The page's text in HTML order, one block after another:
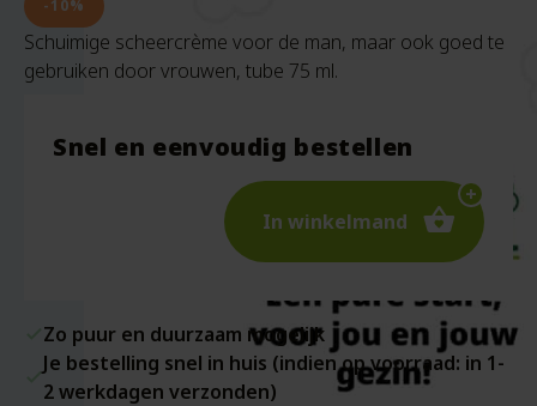
prijs
is:
€7.16.
-10%
Schuimige scheercrème voor de man, maar ook goed te
gebruiken door vrouwen, tube 75 ml.
Snel en eenvoudig bestellen
In winkelmand
Zo puur en duurzaam mogelijk
Je bestelling snel in huis (indien op voorraad: in 1-
2 werkdagen verzonden)